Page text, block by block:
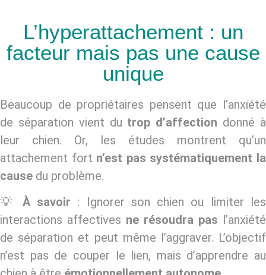
L’hyperattachement : un
facteur mais pas une cause
unique
Beaucoup de propriétaires pensent que l’anxiété
de séparation vient du trop d’affection donné à
leur chien. Or, les études montrent qu’un
attachement fort n’est pas systématiquement la
cause du problème.
💡 À savoir : Ignorer son chien ou limiter les
interactions affectives ne résoudra pas l’anxiété
de séparation et peut même l’aggraver. L’objectif
n’est pas de couper le lien, mais d’apprendre au